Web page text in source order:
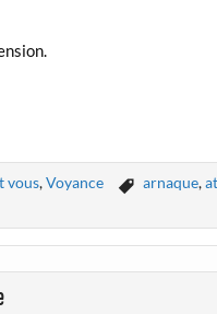
vous,Voyance arnaque,